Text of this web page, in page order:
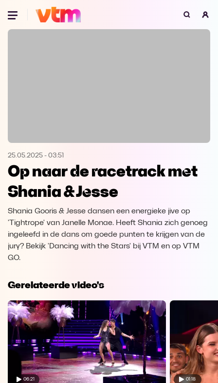
Oeps, browser niet ondersteund
Microsoft Edge Download
Opera
25.05.2025 - 03:51
Op naar de racetrack met
Shania & Jesse
Shania Gooris & Jesse dansen een energieke jive op
'Tightrope' van Janelle Monae. Heeft Shania zich genoeg
ingeleefd in de dans om goede punten te krijgen van de
jury? Bekijk 'Dancing with the Stars' bij VTM en op VTM
GO.
Gerelateerde video's
06:21 01:18